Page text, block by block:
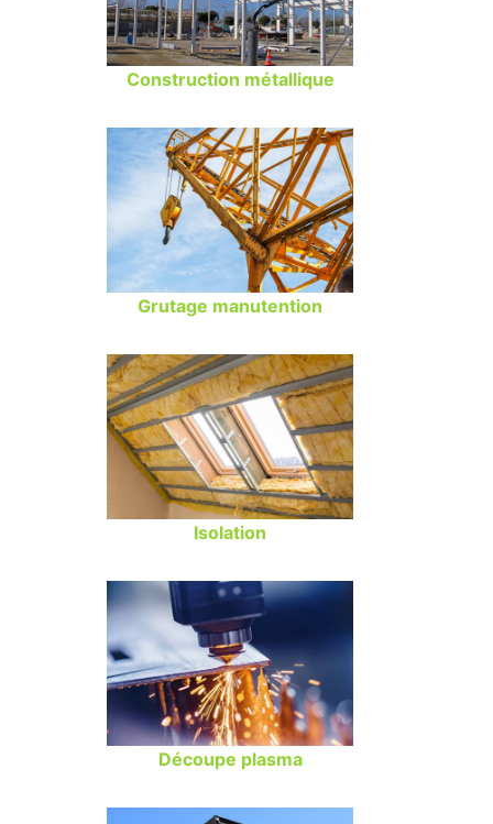
Construction métallique
Grutage manutention
Isolation
Découpe plasma